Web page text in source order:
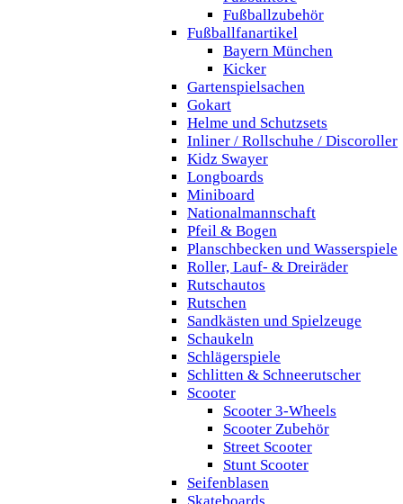
Fußballzubehör
Fußballfanartikel
Bayern München
Kicker
Gartenspielsachen
Gokart
Helme und Schutzsets
Inliner / Rollschuhe / Discoroller
Kidz Swayer
Longboards
Miniboard
Nationalmannschaft
Pfeil & Bogen
Planschbecken und Wasserspiele
Roller, Lauf- & Dreiräder
Rutschautos
Rutschen
Sandkästen und Spielzeuge
Schaukeln
Schlägerspiele
Schlitten & Schneerutscher
Scooter
Scooter 3-Wheels
Scooter Zubehör
Street Scooter
Stunt Scooter
Seifenblasen